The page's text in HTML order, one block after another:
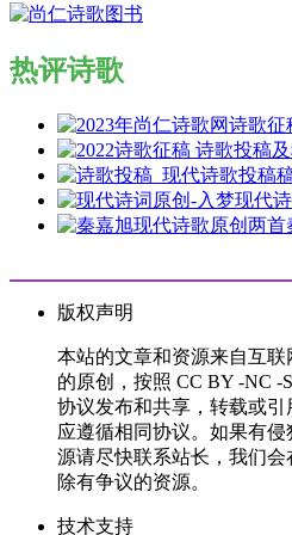
热评诗歌
现代
版权声明
本站的文章和资源来自互联
的原创，按照 CC BY -NC -
协议发布和共享，转载或引
应遵循相同协议。如果有侵
源请尽快联系站长，我们会
除有争议的资源。
技术支持